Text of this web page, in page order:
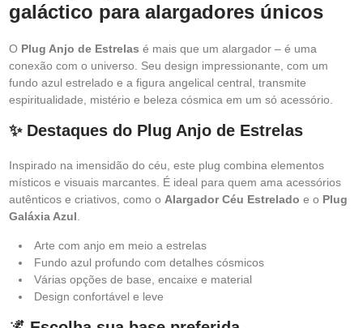
galáctico para alargadores únicos
O Plug Anjo de Estrelas é mais que um alargador – é uma
conexão com o universo. Seu design impressionante, com um
fundo azul estrelado e a figura angelical central, transmite
espiritualidade, mistério e beleza cósmica em um só acessório.
✨ Destaques do Plug Anjo de Estrelas
Inspirado na imensidão do céu, este plug combina elementos
místicos e visuais marcantes. É ideal para quem ama acessórios
autênticos e criativos, como o Alargador Céu Estrelado e o Plug
Galáxia Azul
Arte com anjo em meio a estrelas
Fundo azul profundo com detalhes cósmicos
Várias opções de base, encaixe e material
Design confortável e leve